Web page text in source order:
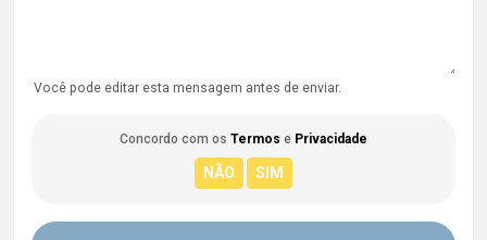
Você pode editar esta mensagem antes de enviar.
Concordo com os Termos e Privacidade